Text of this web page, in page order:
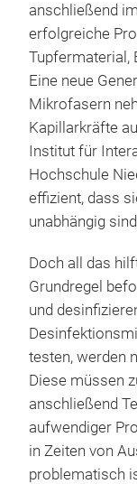
anschließend
erfolgreiche
Tupfermaterial,
Eine neue
Mikrofasern
Kapillarkräfte
Institut für
Hochschule
effizient, dass
unabhängig
Doch all das
Grundregel
und
testen, werden
Diese müssen
anschließend
aufwendiger
in Zeiten von
problematisch